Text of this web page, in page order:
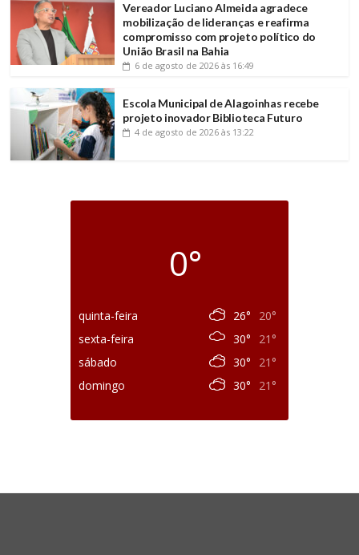
Vereador Luciano Almeida agradece
mobilização de lideranças e reafirma
compromisso com projeto político do
União Brasil na Bahia
6 de agosto de 2026 às 16:49
Escola Municipal de Alagoinhas recebe
projeto inovador Biblioteca Futuro
4 de agosto de 2026 às 13:22
0°
quinta-feira 26°
20°
sexta-feira
30°
21°
sábado
30°
21°
domingo
30° 21°